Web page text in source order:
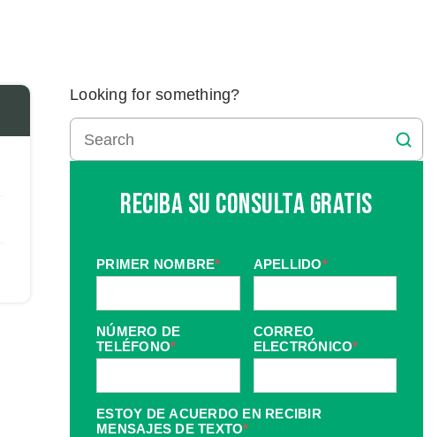
Looking for something?
Reciba Su Consulta Gratis
PRIMER NOMBRE* APELLIDO*
NÚMERO DE
TELÉFONO*
CORREO
ELECTRÓNICO*
ESTOY DE ACUERDO EN RECIBIR
MENSAJES DE TEXTO*